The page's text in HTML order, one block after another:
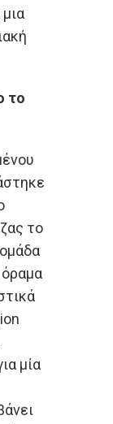
το
το
μία